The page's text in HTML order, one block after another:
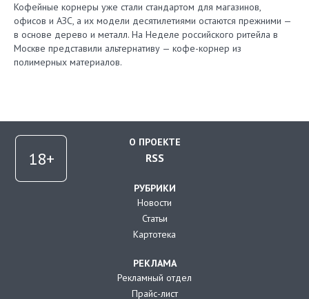
Кофейные корнеры уже стали стандартом для магазинов,
офисов и АЗС, а их модели десятилетиями остаются прежними —
в основе дерево и металл. На Неделе российского ритейла в
Москве представили альтернативу — кофе-корнер из
полимерных материалов.
О ПРОЕКТЕ
RSS
РУБРИКИ
Новости
Статьи
Картотека
РЕКЛАМА
Рекламный отдел
Прайс-лист